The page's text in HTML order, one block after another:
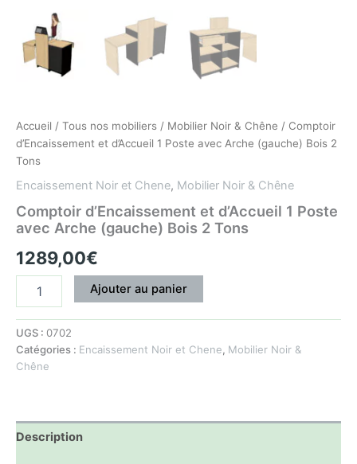
Accueil / Tous nos mobiliers / Mobilier Noir & Chêne / Comptoir
d’Encaissement et d’Accueil 1 Poste avec Arche (gauche) Bois 2
Tons
Encaissement Noir et Chene, Mobilier Noir & Chêne
Comptoir d’Encaissement et d’Accueil 1 Poste
avec Arche (gauche) Bois 2 Tons
1289,00€
Ajouter au panier
UGS : 0702
Catégories : Encaissement Noir et Chene, Mobilier Noir &
Chêne
Description